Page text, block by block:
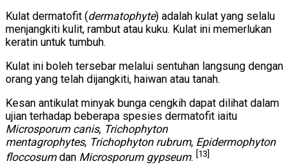
Kulat dermatofit (dermatophyte) adalah kulat yang selalu
menjangkiti kulit, rambut atau kuku. Kulat ini memerlukan
keratin untuk tumbuh.
Kulat ini boleh tersebar melalui sentuhan langsung dengan
orang yang telah dijangkiti, haiwan atau tanah.
Kesan antikulat minyak bunga cengkih dapat dilihat dalam
ujian terhadap beberapa spesies dermatofit iaitu
Microsporum canis, Trichophyton
mentagrophytes, Trichophyton rubrum, Epidermophyton
floccosumdan Microsporum gypseum. [13]